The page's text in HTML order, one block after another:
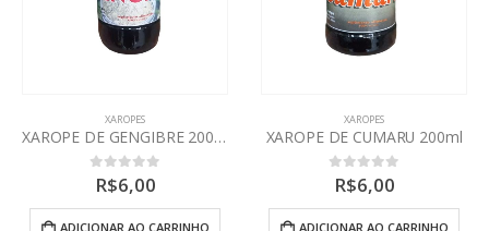
XAROPES
XAROPE DE CUMARU 200ml
out of 5
R$6,00
ADICIONAR AO CARRINHO
XAROPES
XAROPE DE EUCALIPTO 200ml
out of 5
R$6,00
ADICIONAR AO CARRINHO